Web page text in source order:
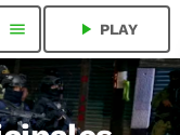
menu play_arrow PLAY